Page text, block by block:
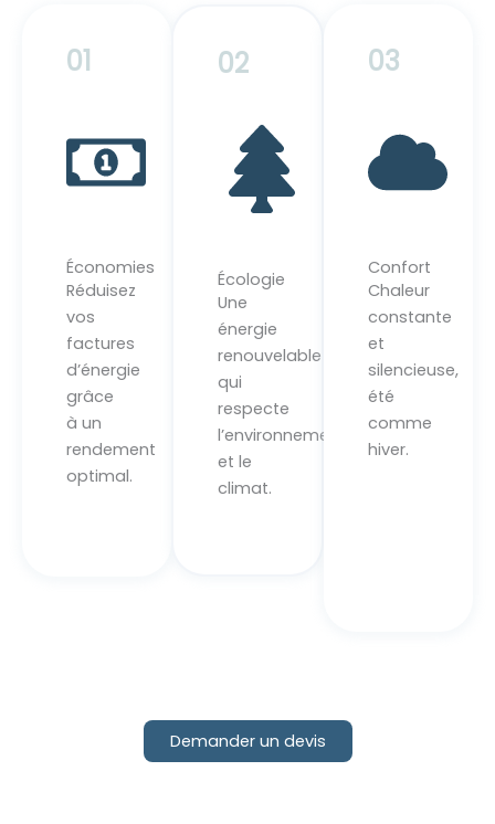
01
Économies
Réduisez
vos
factures
d’énergie
grâce
à un
rendement
optimal.
02
Écologie
Une
énergie
renouvelable
qui
respecte
l’environnement
et le
climat.
03
Confort
Chaleur
constante
et
silencieuse,
été
comme
hiver.
Demander un devis